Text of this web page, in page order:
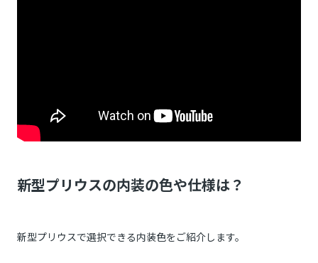
新型プリウスの内装の色や仕様は？
新型プリウスで選択できる内装色をご紹介します。